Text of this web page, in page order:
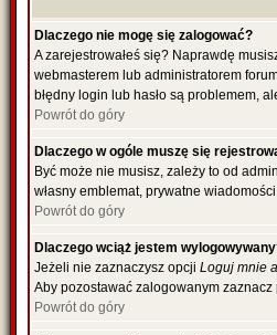
Dlaczego nie mogę się zalogować?
A zarejestrowałeś się? Naprawdę
webmasterem lub administratorem
błędny login lub hasło są problemem,
Powrót do góry
Dlaczego w ogóle muszę się
Być może nie musisz, zależy to od
własny emblemat, prywatne
Powrót do góry
Dlaczego wciąż jestem
Jeżeli nie zaznaczysz opcji Loguj mnie
Aby pozostawać zalogowanym
Powrót do góry